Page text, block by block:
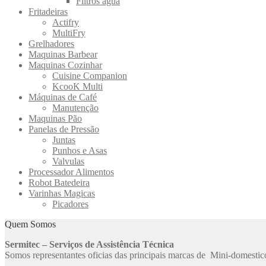
Fritadeiras
Actifry
MultiFry
Grelhadores
Maquinas Barbear
Maquinas Cozinhar
Cuisine Companion
KcooK Multi
Máquinas de Café
Manutenção
Maquinas Pão
Panelas de Pressão
Juntas
Punhos e Asas
Valvulas
Processador Alimentos
Robot Batedeira
Varinhas Magicas
Picadores
Quem Somos
Sermitec – Serviços de Assistência Técnica
Somos representantes oficias das principais marcas de Mini-